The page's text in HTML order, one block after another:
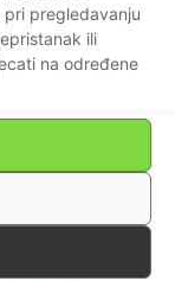
pregledavanju
ili
na određene
Nema
0